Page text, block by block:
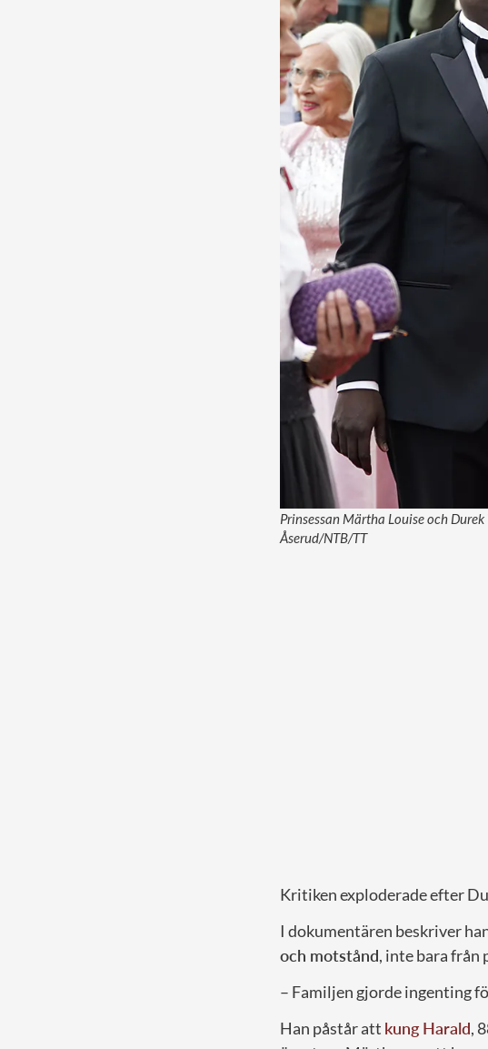
Prinsessan Märtha Louise och
Åserud/NTB/TT
Kritiken exploderade efter
I dokumentären beskriver
och motstånd, inte bara från
– Familjen gjorde ingenting
Han påstår att kung Harald,